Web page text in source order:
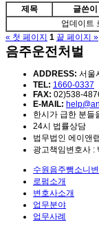
제목 글쓴이
업데이트
« 첫 페이지 1 끝 페이지 »
음주운전처벌
ADDRESS: 서울
TEL: 1660-0337
FAX: 02)538-
E-MAIL:
한시가 급한 분들
24시 법률상담
법무법인 에이앤
광고책임변호사 :
수원음주뺑소니
로펌소개
변호사소개
업무분야
업무사례